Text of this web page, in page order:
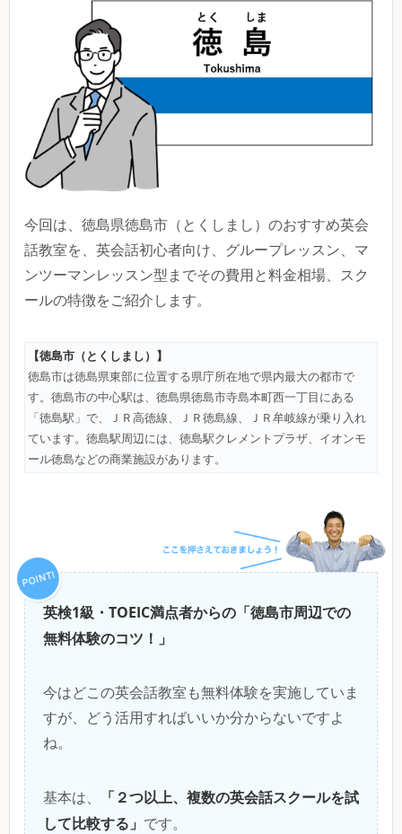
今回は、徳島県徳島市（とくしまし）のおすすめ英会
話教室を、英会話初心者向け、グループレッスン、マ
ンツーマンレッスン型までその費用と料金相場、スク
ールの特徴をご紹介します。
【徳島市（とくしまし）】
徳島市は徳島県東部に位置する県庁所在地で県内最大の都市で
す。徳島市の中心駅は、徳島県徳島市寺島本町西一丁目にある
「徳島駅」で、ＪＲ高徳線、ＪＲ徳島線、ＪＲ牟岐線が乗り入れ
ています。徳島駅周辺には、徳島駅クレメントプラザ、イオンモ
ール徳島などの商業施設があります。
英検1級・TOEIC満点者からの「徳島市周辺での
無料体験のコツ！」
今はどこの英会話教室も無料体験を実施していま
すが、どう活用すればいいか分からないですよ
ね。
基本は、
「２つ以上、複数の英会話スクールを試
して比較する」 です。